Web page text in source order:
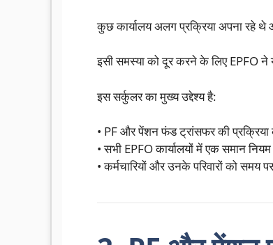
कुछ कार्यालय अलग प्रक्रिया अपना रहे थे
इसी समस्या को दूर करने के लिए EPFO ने
इस सर्कुलर का मुख्य उद्देश्य है:
• PF और पेंशन फंड ट्रांसफर की प्रक्रिया
• सभी EPFO कार्यालयों में एक समान
• कर्मचारियों और उनके परिवारों को समय